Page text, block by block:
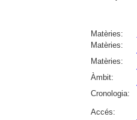
Matèries:
Matèries:
Matèries:
Àmbit:
Cronologia:
Accés: